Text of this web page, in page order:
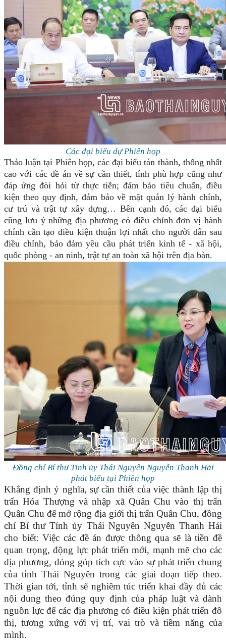
Các đại biểu dự Phiên họp
Thảo luận tại Phiên họp, các đại biểu tán thành, thống nhất
cao với các đề án về sự cần thiết, tính phù hợp cũng như
đáp ứng đòi hỏi từ thực tiễn; đảm bảo tiêu chuẩn, điều
kiện theo quy định, đảm bảo về mặt quản lý hành chính,
cư trú và trật tự xây dựng… Bên cạnh đó, các đại biểu
cũng lưu ý những địa phương có điều chỉnh đơn vị hành
chính cần tạo điều kiện thuận lợi nhất cho người dân sau
điều chỉnh, bảo đảm yêu cầu phát triển kinh tế - xã hội,
quốc phòng - an ninh, trật tự an toàn xã hội trên địa bàn.
Đồng chí Bí thư Tỉnh ủy Thái Nguyên Nguyễn Thanh Hải
phát biểu tại Phiên họp
Khẳng định ý nghĩa, sự cần thiết của việc thành lập thị
trấn Hóa Thượng và nhập xã Quân Chu vào thị trấn
Quân Chu để mở rộng địa giới thị trấn Quân Chu, đồng
chí Bí thư Tỉnh ủy Thái Nguyên Nguyễn Thanh Hải
cho biết: Việc các đề án được thông qua sẽ là tiền đề
quan trọng, động lực phát triển mới, mạnh mẽ cho các
địa phương, đóng góp tích cực vào sự phát triển chung
của tỉnh Thái Nguyên trong các giai đoạn tiếp theo.
Thời gian tới, tỉnh sẽ nghiêm túc triển khai đầy đủ các
nội dung theo đúng quy định của pháp luật và dành
nguồn lực để các địa phương có điều kiện phát triển đô
thị, tương xứng với vị trí, vai trò và tiềm năng của
mình.